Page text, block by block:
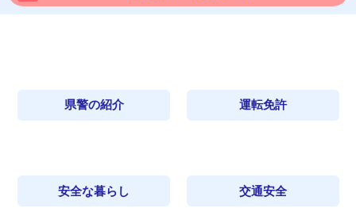
県警の紹介 運転免許
安全な暮らし 交通安全